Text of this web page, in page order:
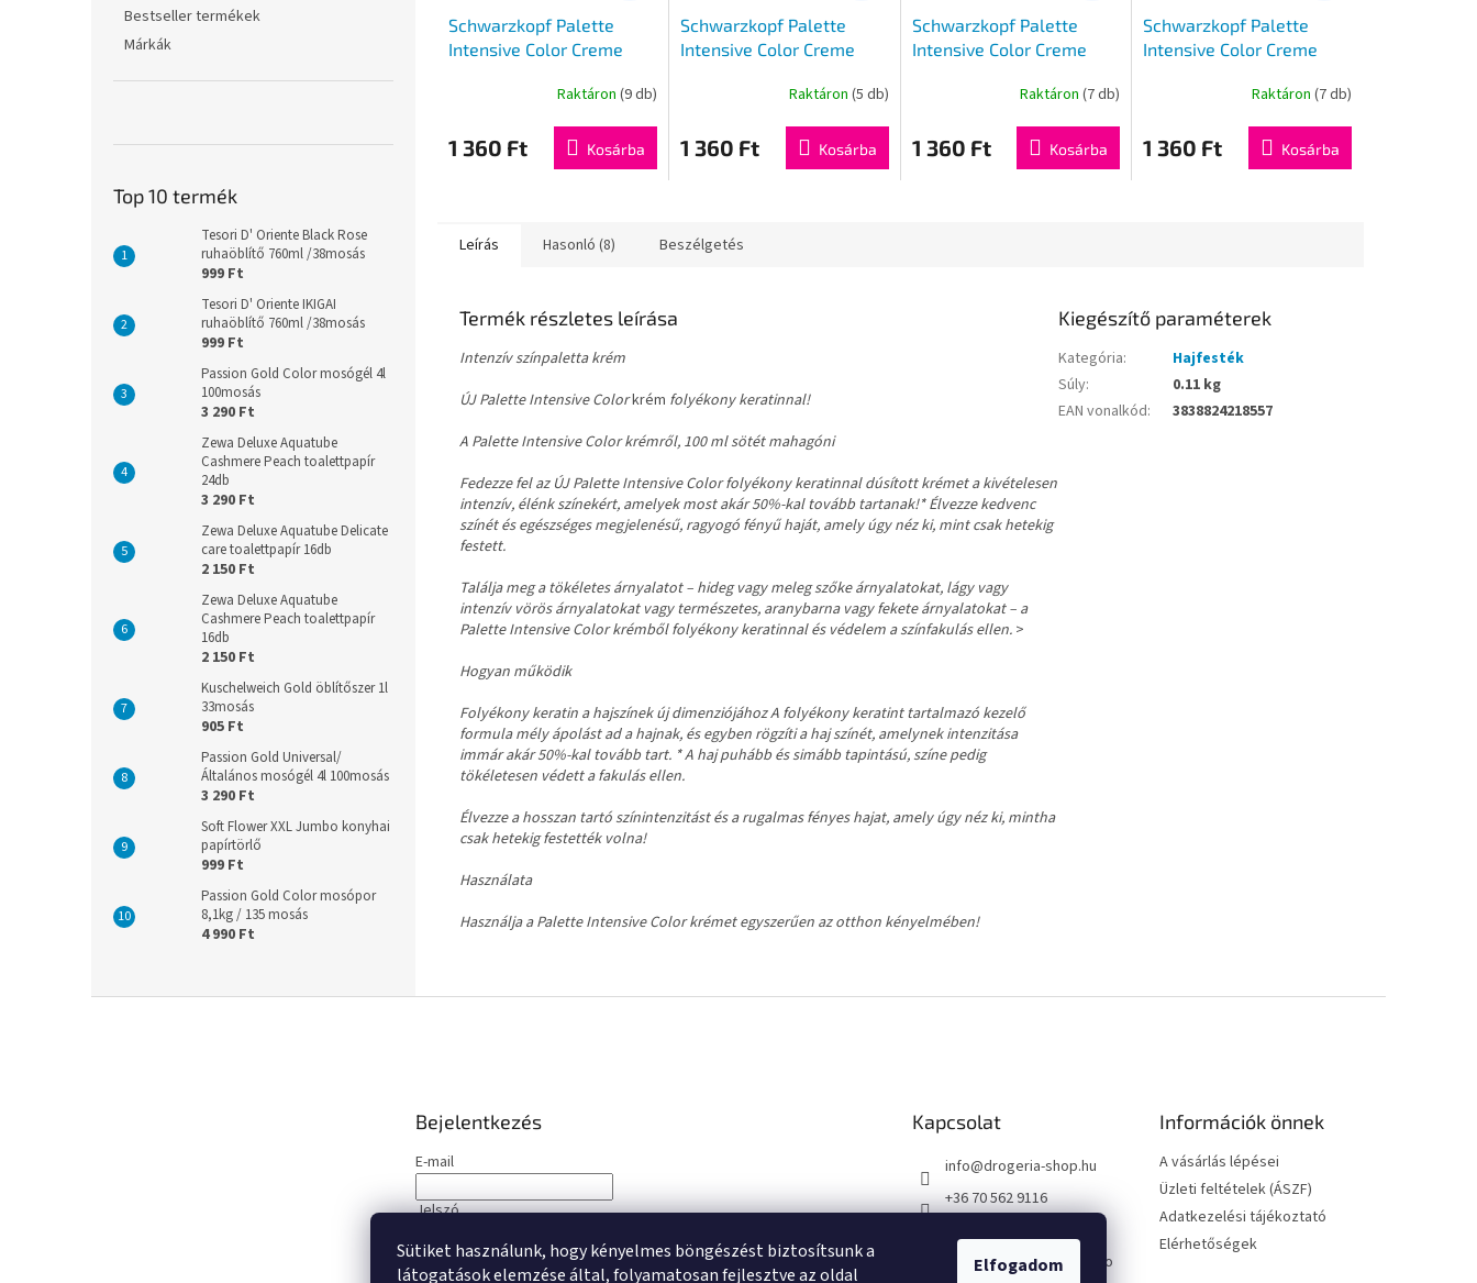
Sütiket használunk, hogy kényelmes böngészést biztosítsunk a
látogatások elemzése által, folyamatosan fejlesztve az oldal
Elfogadom
Bestseller termékek
Márkák
Top 10 termék
Tesori D' Oriente Black Rose
ruhaöblítő 760ml /38mosás
999 Ft
Tesori D' Oriente IKIGAI
ruhaöblítő 760ml /38mosás
999 Ft
Passion Gold Color mosógél 4l
100mosás
3 290 Ft
Zewa Deluxe Aquatube
Cashmere Peach toalettpapír
24db
3 290 Ft
Zewa Deluxe Aquatube Delicate
care toalettpapír 16db
2 150 Ft
Zewa Deluxe Aquatube
Cashmere Peach toalettpapír
16db
2 150 Ft
Kuschelweich Gold öblítőszer 1l
33mosás
905 Ft
Passion Gold Universal/
Általános mosógél 4l 100mosás
3 290 Ft
Soft Flower XXL Jumbo konyhai
papírtörlő
999 Ft
Passion Gold Color mosópor
8,1kg / 135 mosás
4 990 Ft
Schwarzkopf Palette
Intensive Color Creme
Raktáron (9 db)
1 360 Ft Kosárba
Schwarzkopf Palette
Intensive Color Creme
Raktáron (5 db)
1 360 Ft Kosárba
Schwarzkopf Palette
Intensive Color Creme
Raktáron(7 db)
1 360 Ft Kosárba
Schwarzkopf Palette
Intensive Color Creme
Raktáron (7 db)
1 360 Ft Kosárba
Leírás Hasonló (8) Beszélgetés
Termék részletes leírása
Intenzív színpaletta krém
ÚJ Palette Intensive Colorkrém folyékony keratinnal!
A Palette Intensive Color krémről, 100 ml sötét mahagóni
Fedezze fel az ÚJ Palette Intensive Color folyékony keratinnal dúsított krémet a kivételesen
intenzív, élénk színekért, amelyek most akár 50%-kal tovább tartanak!* Élvezze kedvenc
színét és egészséges megjelenésű, ragyogó fényű haját, amely úgy néz ki, mint csak hetekig
festett.
Találja meg a tökéletes árnyalatot – hideg vagy meleg szőke árnyalatokat, lágy vagy
intenzív vörös árnyalatokat vagy természetes, aranybarna vagy fekete árnyalatokat – a
Palette Intensive Color krémből folyékony keratinnal és védelem a színfakulás ellen. >
Hogyan működik
Folyékony keratin a hajszínek új dimenziójához A folyékony keratint tartalmazó kezelő
formula mély ápolást ad a hajnak, és egyben rögzíti a haj színét, amelynek intenzitása
immár akár 50%-kal tovább tart. * A haj puhább és simább tapintású, színe pedig
tökéletesen védett a fakulás ellen.
Élvezze a hosszan tartó színintenzitást és a rugalmas fényes hajat, amely úgy néz ki, mintha
csak hetekig festették volna!
Használata
Használja a Palette Intensive Color krémet egyszerűen az otthon kényelmében!
Kiegészítő paraméterek
Kategória:
Hajfesték
Súly:
0.11 kg
EAN vonalkód: 3838824218557
Bejelentkezés
E-mail
Jelszó
BEJELENTKEZÉS
Kapcsolat
info@drogeria-shop.hu
+36 70 562 9116
https://www.facebook.co
Információk önnek
A vásárlás lépései
Üzleti feltételek (ÁSZF)
Adatkezelési tájékoztató
Elérhetőségek